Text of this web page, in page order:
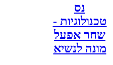
נס
טכנולוגיות -
שחר אפעל
מונה לנשיא